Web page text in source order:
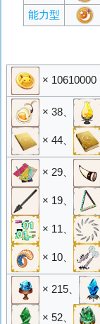
能力型
× 10610000
× 38、
× 44、
× 29、
× 19、
× 11
× 10、
× 215、
× 52、